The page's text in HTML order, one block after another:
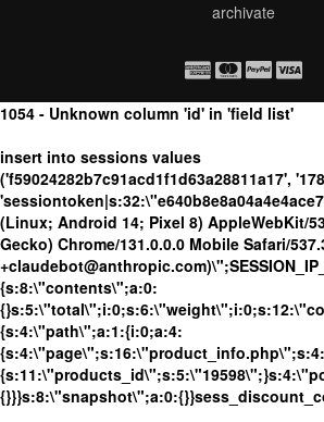
archivate
1054 - Unknown column 'id' in 'field list'
insert into sessions values
('f59024282b7c91acd1f1d63a28811a17',
(Linux; Android 14; Pixel 8) AppleWebKit/
Gecko) Chrome/131.0.0.0 Mobile Safari/
{s:8:\"contents\";a:0:
{s:4:\"path\";a:1:{i:0;a:4: